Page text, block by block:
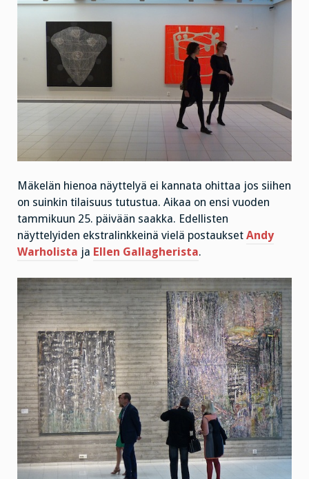
Mäkelän hienoa näyttelyä ei kannata ohittaa jos siihen
on suinkin tilaisuus tutustua. Aikaa on ensi vuoden
tammikuun 25. päivään saakka. Edellisten
näyttelyiden ekstralinkkeinä vielä postaukset Andy
Warholista ja Ellen Gallagherista.